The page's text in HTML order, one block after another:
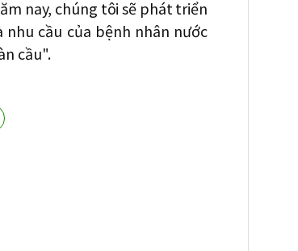
nay, chúng tôi sẽ phát triển
cầu của bệnh nhân nước
cầu".